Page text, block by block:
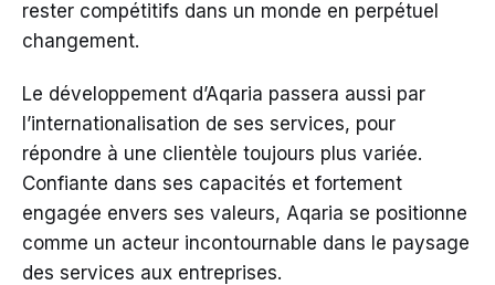
rester compétitifs dans un monde en perpétuel
changement.
Le développement d’Aqaria passera aussi par
l’internationalisation de ses services, pour
répondre à une clientèle toujours plus variée.
Confiante dans ses capacités et fortement
engagée envers ses valeurs, Aqaria se positionne
comme un acteur incontournable dans le paysage
des services aux entreprises.